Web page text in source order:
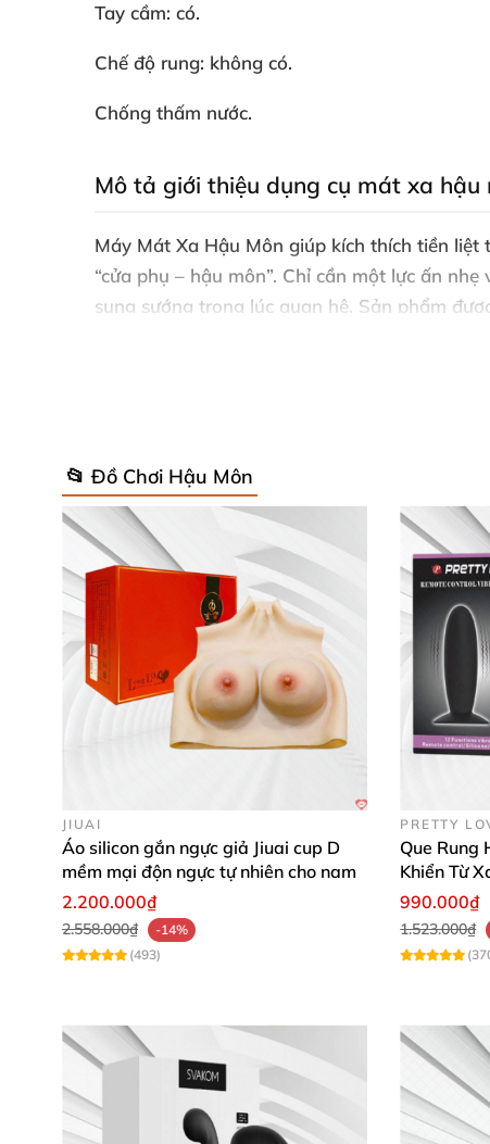
Tay cầm: có.
Chế độ rung: không có.
Chống thấm nước.
Mô tả giới thiệu dụng cụ mát xa hậu
Máy Mát Xa Hậu Môn giúp kích thích tiền liệt
“cửa phụ – hậu môn”. Chỉ cần một lực ấn nhẹ
sung sướng trong lúc quan hệ. Sản phẩm
được bộ y tế cấp
Với thiết kế nhánh chính lượn khúc vòng
đó khiến cho cánh mày râu cảm thấy sung
Cách sử dụng máy mát xa hậu môn
Vệ sinh sản phẩm trướcvà sau khi sử dụng
Trong quá trình sử dụng bạn nên thêm gel bôi
Bảo quản nơi khô thoáng, tránh tiếp xúc trực
📂 Đồ Chơi Hậu Môn
JIUAI
Áo silicon gắn ngực giả Jiuai cup D
mềm mại độn ngực tự nhiên cho nam
2.200.000₫
2.558.000₫
-14%
(493)
PRETTY
Que Rung
Khiển Từ
990.000₫
1.523.000₫